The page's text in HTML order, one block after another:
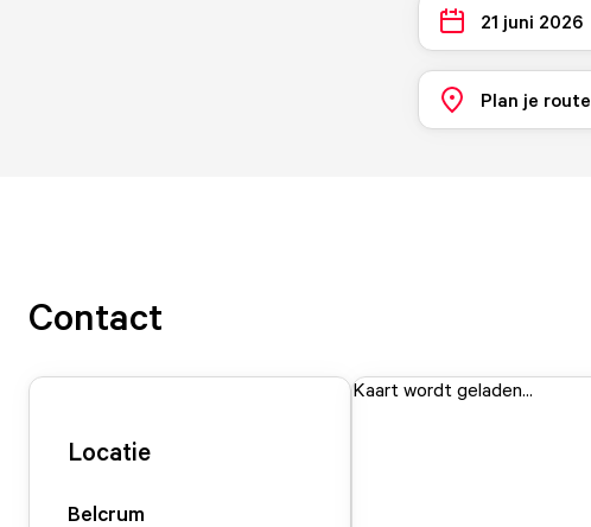
21 juni 2026
Plan je route
Contact
Locatie
Belcrum
Kaart wordt geladen...